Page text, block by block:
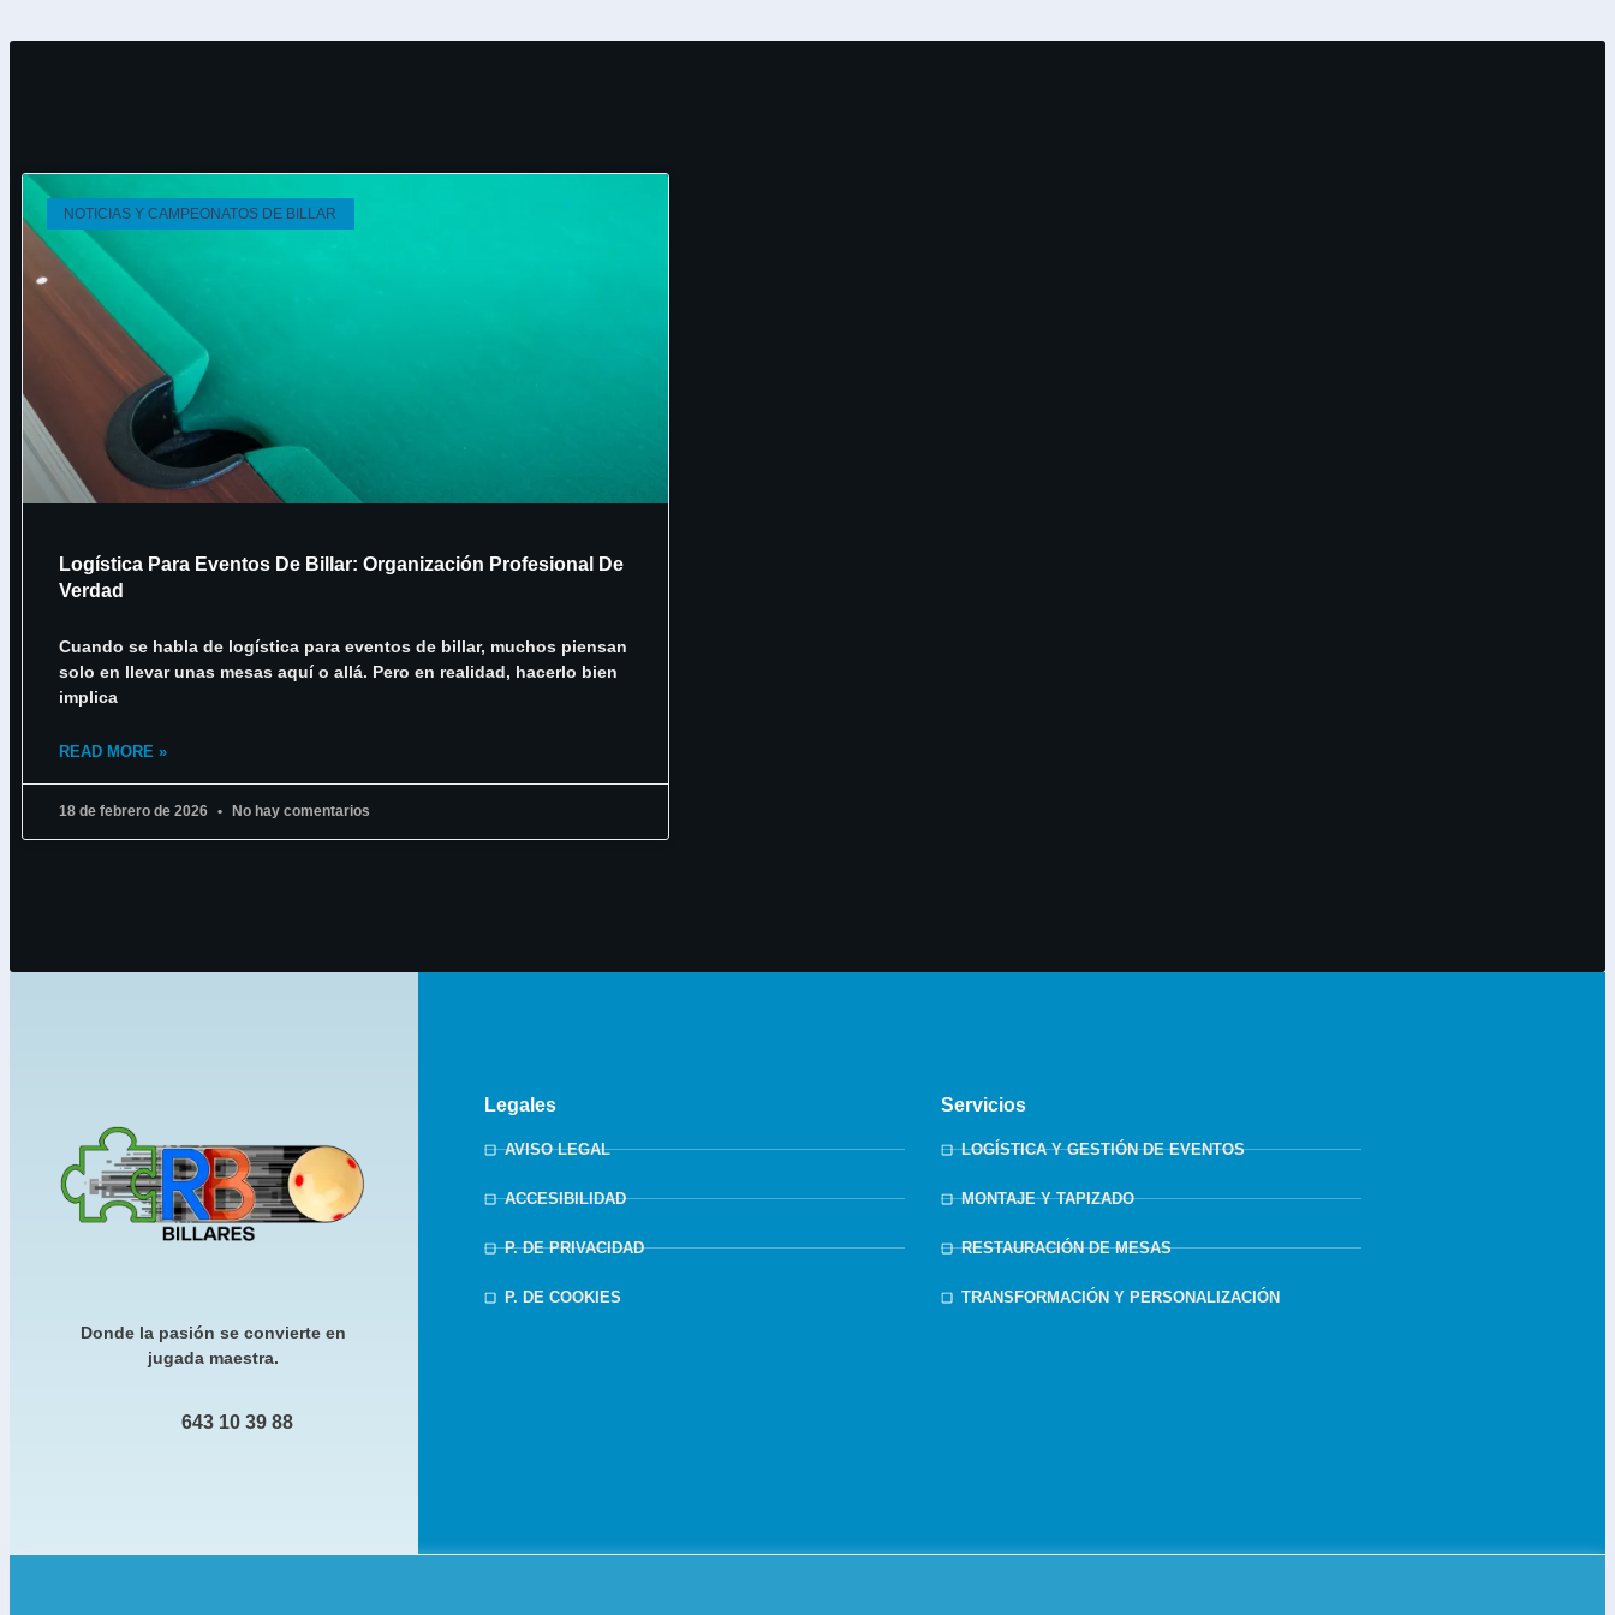
NOTICIAS Y CAMPEONATOS DE BILLAR
Logística Para Eventos De Billar: Organización Profesional De
Verdad
Cuando se habla de logística para eventos de billar, muchos piensan
solo en llevar unas mesas aquí o allá. Pero en realidad, hacerlo bien
implica
READ MORE »
18 de febrero de 2026 No hay comentarios
Donde la pasión se convierte en
jugada maestra.
643 10 39 88
Legales
AVISO LEGAL
ACCESIBILIDAD
P. DE PRIVACIDAD
P. DE COOKIES
Servicios
LOGÍSTICA Y GESTIÓN DE EVENTOS
MONTAJE Y TAPIZADO
RESTAURACIÓN DE MESAS
TRANSFORMACIÓN Y PERSONALIZACIÓN